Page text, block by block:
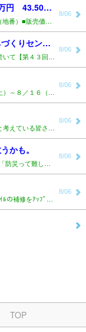
【土地】 山形市久保田二丁目 区画C 1200万円 43.50坪（坪27.59万円）..
■登録NO 260806C■所在地 山形市久保田二丁目11-15（地番）■販売価格 1,200万..
8/06
第４３回 ゆり写生大会審査会（中部地区まちづくりセンター）..
７月７日（火）中部地区まちづくりセンター和室研修室に於いて【第４３回ゆり写生大会審査会】が行われまし..
8/06
弊社夏季休業については、下記期間となります。８／８（土）～８／１６（日）尚休業期間中もメール対応致し..
8/06
生活の中で何か新しいことに挑戦したい、視野を広げたいと考えている皆さんへ。10月18日開催予定の「ボ..
8/06
かも。
9/13(日)、「防災×若者フォーラム2026」が開催されます！「防災って難しそう&he..
8/06
みなさん こんにちはﾘﾌｫｰﾑ部の遠藤です今回は玄関ﾎﾟｰﾁﾀｲﾙの補修をｱｯﾌﾟします玄関前がｽﾛ..
8/06
TOP